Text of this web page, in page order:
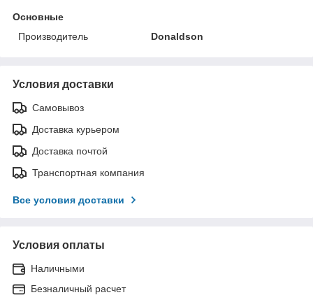
Основные
Производитель
Donaldson
Условия доставки
Самовывоз
Доставка курьером
Доставка почтой
Транспортная компания
Все условия доставки
Условия оплаты
Наличными
Безналичный расчет